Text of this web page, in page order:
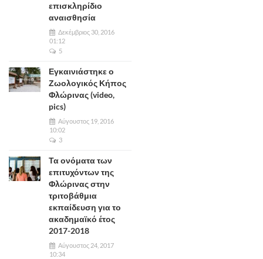
επισκληρίδιο
αναισθησία
Δεκέμβριος 30, 2016
01:12
5
Εγκαινιάστηκε ο
Ζωολογικός Κήπος
Φλώρινας (video,
pics)
Αύγουστος 19, 2016
10:02
3
Τα ονόματα των
επιτυχόντων της
Φλώρινας στην
τριτοβάθμια
εκπαίδευση για το
ακαδημαϊκό έτος
2017-2018
Αύγουστος 24, 2017
10:34